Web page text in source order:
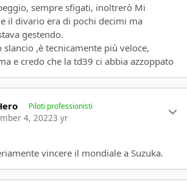
sempre sfigati, inoltrerò Mi
il divario era di pochi decimi ma
gestendo.
slancio ,è tecnicamente più veloce,
e credo che la td39 ci abbia azzoppato
Piloti professionisti
4, 20223 yr
vincere il mondiale a Suzuka.